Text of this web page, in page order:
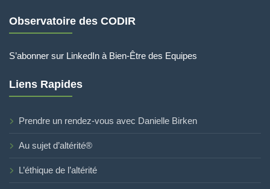
Observatoire des CODIR
S’abonner sur LinkedIn à Bien-Être des Equipes
Liens Rapides
Prendre un rendez-vous avec Danielle Birken
Au sujet d’altérité®
L’éthique de l’altérité